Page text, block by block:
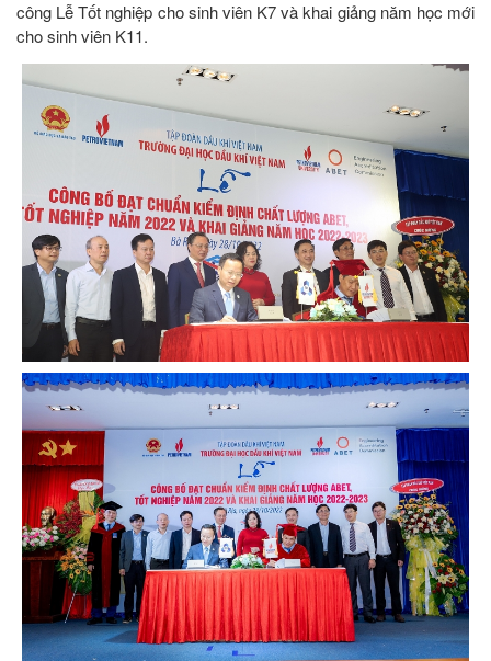
công Lễ Tốt nghiệp cho sinh viên K7 và khai giảng năm học mới
cho sinh viên K11.